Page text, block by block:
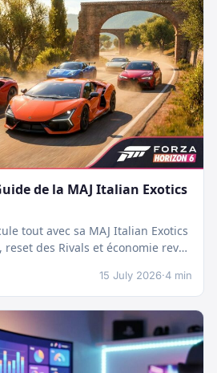
de la MAJ Italian Exotics
tout avec sa MAJ Italian Exotics
des Rivals et économie revue
15 July 2026·4 min